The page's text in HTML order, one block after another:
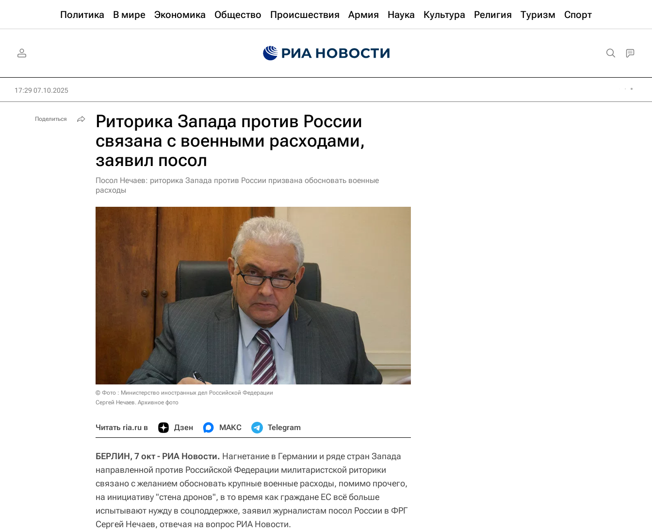
Политика В мире Экономика Общество Происшествия Армия Наука Культура Религия Туризм Спорт
17:29 07.10.2025
Риторика Запада против России
связана с военными расходами,
заявил посол
Посол Нечаев: риторика Запада против России призвана обосновать военные
расходы
© Фото : Министерство иностранных дел Российской Федерации
Сергей Нечаев. Архивное фото
Читать ria.ru в Дзен МАКС Telegram
БЕРЛИН, 7 окт - РИА Новости. Нагнетание в Германии и ряде стран Запада
направленной против Российской Федерации милитаристской риторики
связано с желанием обосновать крупные военные расходы, помимо прочего,
на инициативу "стена дронов", в то время как граждане ЕС всё больше
испытывают нужду в соцподдержке, заявил журналистам посол России в ФРГ
Сергей Нечаев, отвечая на вопрос РИА Новости.
Поделиться